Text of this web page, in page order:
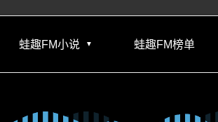
蛙趣FM小说 ▼ 蛙趣FM榜单